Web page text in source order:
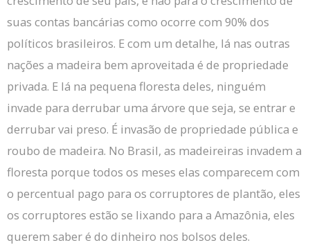
suas contas bancárias como ocorre com 90% dos
políticos brasileiros. E com um detalhe, lá nas outras
nações a madeira bem aproveitada é de propriedade
privada. E lá na pequena floresta deles, ninguém
invade para derrubar uma árvore que seja, se entrar e
derrubar vai preso. É invasão de propriedade pública e
roubo de madeira. No Brasil, as madeireiras invadem a
floresta porque todos os meses elas comparecem com
o percentual pago para os corruptores de plantão, eles
os corruptores estão se lixando para a Amazônia, eles
querem saber é do dinheiro nos bolsos deles.